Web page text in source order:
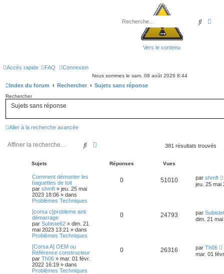
Vers le contenu
Accès rapide FAQ Connexion
Nous sommes le sam. 08 août 2026 8:44
Index du forum Rechercher Sujets sans réponse
Rechercher
Sujets sans réponse
Aller à la recherche avancée
Rechercher 381 résultats trouvés
Sujets Réponses Vues
Comment démonter les
baguettes de toit
par shmft » jeu. 25 mai
2023 18:06 » dans
Problèmes Techniques
0 51010 par shmft
jeu. 25 mai
[corsa c]probleme anti
démarrage
par Subiste62 » dim. 21
mai 2023 13:21 » dans
Problèmes Techniques
0 24793 par
dim. 21
[Corsa A] OEM ou
Référence constructeur
par Th06 » mar. 01 févr.
2022 16:19 » dans
Problèmes Techniques
0 26316 par Th06
mar. 01